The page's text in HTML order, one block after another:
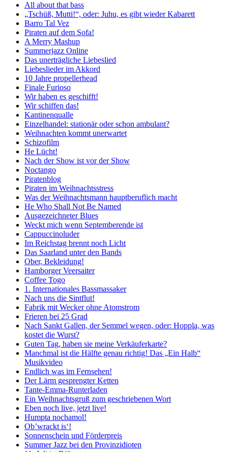
All about that bass
„Tschüß, Mutti!“, oder: Juhu, es gibt wieder Kabarett
Barro Tal Vez
Piraten auf dem Sofa!
A Merry Mashup
Summerjazz Online
Das unerträgliche Liebeslied
Liebeslieder im Akkord
10 Jahre propellerhead
Finale Furioso
Wir haben es geschifft!
Wir schiffen das!
Kantinenqualle
Einzelhandel: stationär oder schon ambulant?
Weihnachten kommt unerwartet
Schizofilm
He Lücht!
Nach der Show ist vor der Show
Noctango
Piratenblog
Piraten im Weihnachtsstress
Was der Weihnachtsmann hauptberuflich macht
He Who Shall Not Be Named
Ausgezeichneter Blues
Weckt mich wenn Septemberende ist
Cappuccinoluder
Im Reichstag brennt noch Licht
Das Saarland unter den Bands
Ober, Bekleidung!
Hamborger Veersaiter
Coffee Togo
1. Internationales Bassmassaker
Nach uns die Sintflut!
Fabrik mit Wecker ohne Atomstrom
Frieren bei 25 Grad
Nach Sankt Gallen, der Semmel wegen, oder: Hoppla, was
kostet die Wurst?
Guten Tag, haben sie meine Verkäuferkarte?
Manchmal ist die Hälfte genau richtig! Das „Ein Halb“
Musikvideo
Endlich was im Fernsehen!
Der Lärm gesprengter Ketten
Tante-Emma-Runterladen
Ein Weihnachtsgruß zum geschriebenen Wort
Eben noch live, jetzt live!
Humpta nochamol!
Ob’wrackt is‘!
Sonnenschein und Förderpreis
Summer Jazz bei den Provinzidioten